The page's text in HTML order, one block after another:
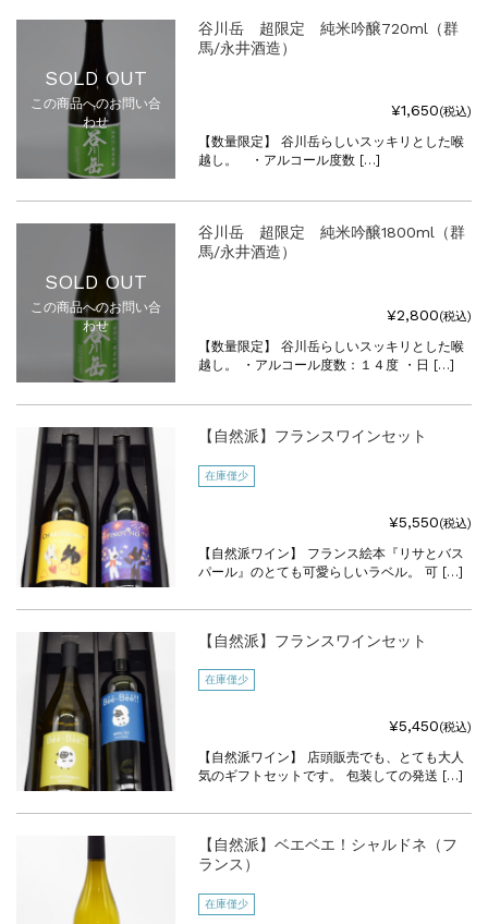
SOLD OUT
この商品へのお問い合
わせ
谷川岳 超限定 純米吟醸720ml（群
馬/永井酒造）
¥1,650(税込)
【数量限定】 谷川岳らしいスッキリとした喉
越し。 ・アルコール度数 […]
SOLD OUT
この商品へのお問い合
わせ
谷川岳 超限定 純米吟醸1800ml（群
馬/永井酒造）
¥2,800(税込)
【数量限定】 谷川岳らしいスッキリとした喉
越し。 ・アルコール度数：１４度 ・日 […]
【自然派】フランスワインセット
在庫僅少
¥5,550(税込)
【自然派ワイン】 フランス絵本『リサとバス
パール』のとても可愛らしいラベル。 可 […]
【自然派】フランスワインセット
在庫僅少
¥5,450(税込)
【自然派ワイン】 店頭販売でも、とても大人
気のギフトセットです。 包装しての発送 […]
【自然派】ベエベエ！シャルドネ（フ
ランス）
在庫僅少